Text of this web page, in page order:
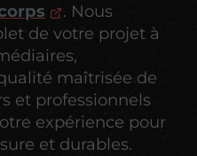
. Nous
de votre projet à
maîtrisée de
et professionnels
expérience pour
et durables.